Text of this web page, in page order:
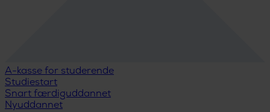
A-kasse for studerende
Studiestart
Snart færdiguddannet
Nyuddannet